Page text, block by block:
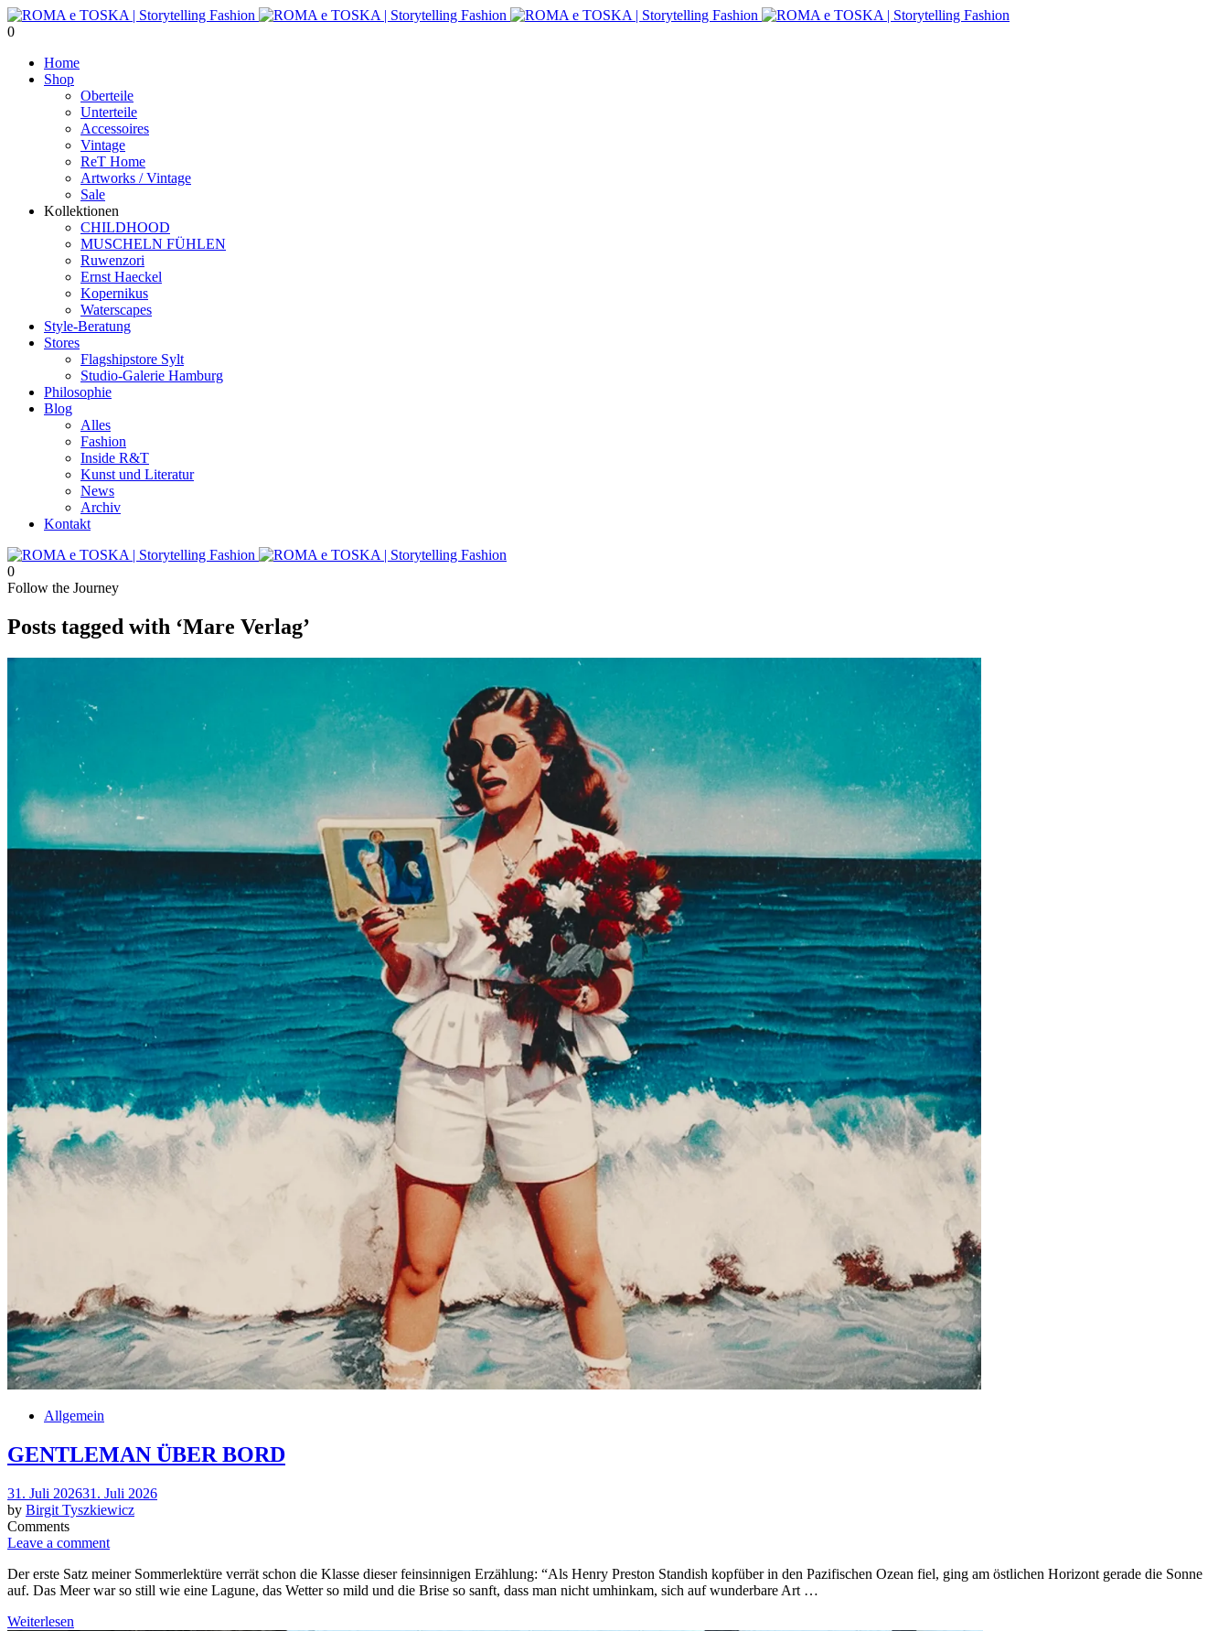
0
Home
Shop
Oberteile
Unterteile
Accessoires
Vintage
ReT Home
Artworks / Vintage
Sale
Kollektionen
CHILDHOOD
MUSCHELN FÜHLEN
Ruwenzori
Ernst Haeckel
Kopernikus
Waterscapes
Style-Beratung
Stores
Flagshipstore Sylt
Studio-Galerie Hamburg
Philosophie
Blog
Alles
Fashion
Inside R&T
Kunst und Literatur
News
Archiv
Kontakt
0
Follow the Journey
Posts tagged with ‘Mare Verlag’
Allgemein
GENTLEMAN ÜBER BORD
Posted
on
31. Juli 202631. Juli 2026
by Birgit Tyszkiewicz
Comments
Leave a comment
Der erste Satz meiner Sommerlektüre verrät schon die Klasse dieser feinsinnigen Erzählung: “Als Henry Preston Standish kopfüber in den Pazifischen Ozean fiel, ging am östlichen Horizont gerade die Sonne
auf. Das Meer war so still wie eine Lagune, das Wetter so mild und die Brise so sanft, dass man nicht umhinkam, sich auf wunderbare Art …
Weiterlesen